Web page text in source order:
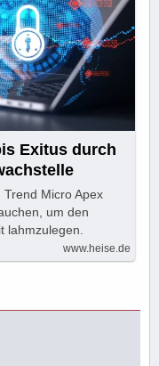
Exitus durch
Micro Apex
um den
lahmzulegen.
www.heise.de